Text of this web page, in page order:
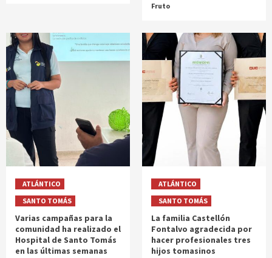
Fruto
ATLÁNTICO
SANTO TOMÁS
Varias campañas para la
comunidad ha realizado el
Hospital de Santo Tomás
en las últimas semanas
ATLÁNTICO
SANTO TOMÁS
La familia Castellón
Fontalvo agradecida por
hacer profesionales tres
hijos tomasinos